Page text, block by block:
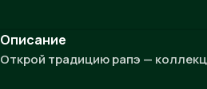
Описание
Открой традицию рапэ —